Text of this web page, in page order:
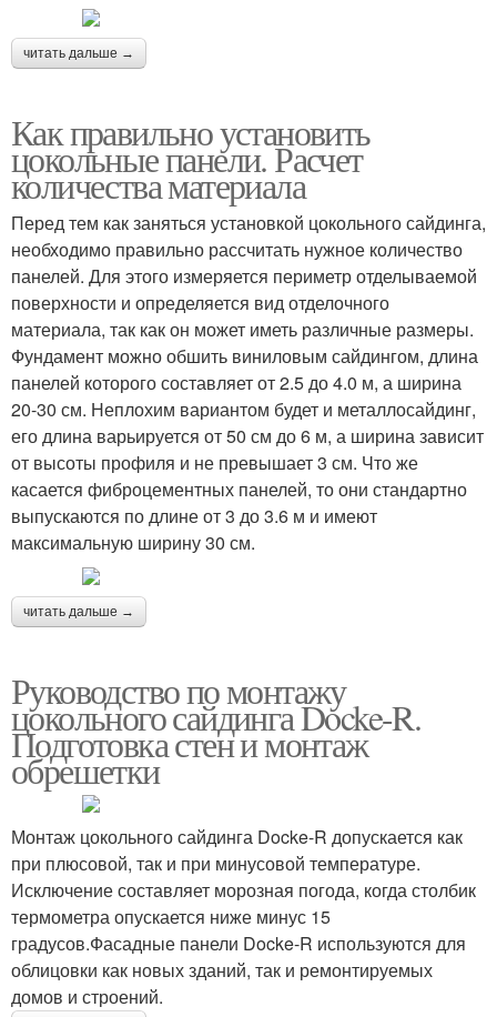
читать дальше →
Как правильно установить
цокольные панели. Расчет
количества материала
Перед тем как заняться установкой цокольного сайдинга,
необходимо правильно рассчитать нужное количество
панелей. Для этого измеряется периметр отделываемой
поверхности и определяется вид отделочного
материала, так как он может иметь различные размеры.
Фундамент можно обшить виниловым сайдингом, длина
панелей которого составляет от 2.5 до 4.0 м, а ширина
20-30 см. Неплохим вариантом будет и металлосайдинг,
его длина варьируется от 50 см до 6 м, а ширина зависит
от высоты профиля и не превышает 3 см. Что же
касается фиброцементных панелей, то они стандартно
выпускаются по длине от 3 до 3.6 м и имеют
максимальную ширину 30 см.
читать дальше →
Руководство по монтажу
цокольного сайдинга Docke-R.
Подготовка стен и монтаж
обрешетки
Монтаж цокольного сайдинга Docke-R допускается как
при плюсовой, так и при минусовой температуре.
Исключение составляет морозная погода, когда столбик
термометра опускается ниже минус 15
градусов.Фасадные панели Docke-R используются для
облицовки как новых зданий, так и ремонтируемых
домов и строений.